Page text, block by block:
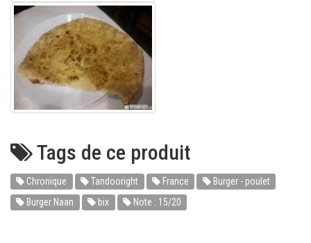
Tags de ce produit
Chronique Tandooright France
Burger - poulet
Burger Naan
bix Note : 15/20